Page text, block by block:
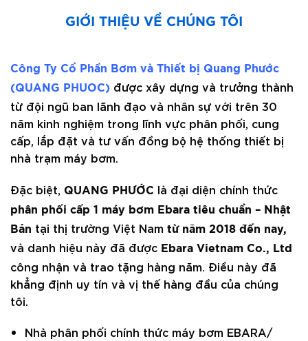
GIỚI THIỆU VỀ CHÚNG TÔI
Công Ty Cổ Phần Bơm và Thiết bị Quang Phước
(QUANG PHUOC) được xây dựng và trưởng thành
từ đội ngũ ban lãnh đạo và nhân sự với trên 30
năm kinh nghiệm trong lĩnh vực phân phối, cung
cấp, lắp đặt và tư vấn đồng bộ hệ thống thiết bị
nhà trạm máy bơm.
Đặc biệt, QUANG PHƯỚC là đại diện chính thức
phân phối cấp 1 máy bơm Ebara tiêu chuẩn – Nhật
Bản tại thị trường Việt Nam từ năm 2018 đến nay,
và danh hiệu này đã được Ebara Vietnam Co., Ltd
công nhận và trao tặng hàng năm. Điều này đã
khẳng định uy tín và vị thế hàng đầu của chúng
tôi.
Nhà phân phối chính thức máy bơm EBARA/